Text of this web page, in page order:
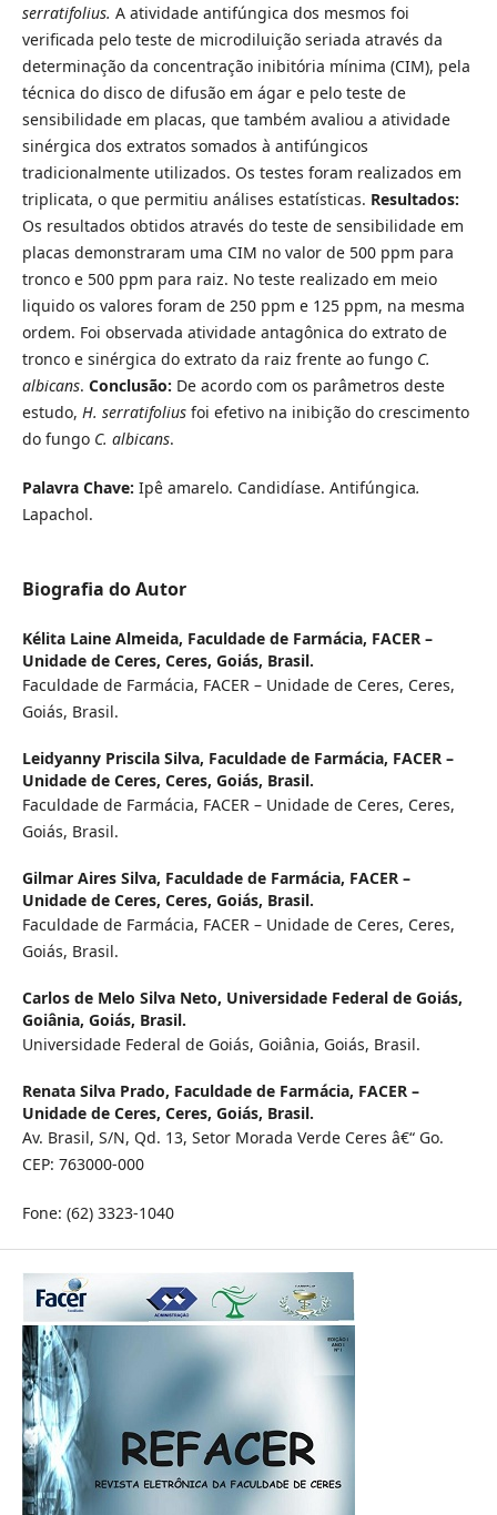
serratifolius. A atividade antifúngica dos mesmos foi
verificada pelo teste de microdiluição seriada através da
determinação da concentração inibitória mínima (CIM), pela
técnica do disco de difusão em ágar e pelo teste de
sensibilidade em placas, que também avaliou a atividade
sinérgica dos extratos somados à antifúngicos
tradicionalmente utilizados. Os testes foram realizados em
triplicata, o que permitiu análises estatísticas. Resultados:
Os resultados obtidos através do teste de sensibilidade em
placas demonstraram uma CIM no valor de 500 ppm para
tronco e 500 ppm para raiz. No teste realizado em meio
liquido os valores foram de 250 ppm e 125 ppm, na mesma
ordem. Foi observada atividade antagônica do extrato de
tronco e sinérgica do extrato da raiz frente ao fungo C.
albicans. Conclusão: De acordo com os parâmetros deste
estudo, H. serratifolius foi efetivo na inibição do crescimento
do fungo C. albicans.
Palavra Chave: Ipê amarelo. Candidíase. Antifúngica.
Lapachol.
Biografia do Autor
Kélita Laine Almeida, Faculdade de Farmácia, FACER –
Unidade de Ceres, Ceres, Goiás, Brasil.
Faculdade de Farmácia, FACER – Unidade de Ceres, Ceres,
Goiás, Brasil.
Leidyanny Priscila Silva, Faculdade de Farmácia, FACER –
Unidade de Ceres, Ceres, Goiás, Brasil.
Faculdade de Farmácia, FACER – Unidade de Ceres, Ceres,
Goiás, Brasil.
Gilmar Aires Silva, Faculdade de Farmácia, FACER –
Unidade de Ceres, Ceres, Goiás, Brasil.
Faculdade de Farmácia, FACER – Unidade de Ceres, Ceres,
Goiás, Brasil.
Carlos de Melo Silva Neto, Universidade Federal de Goiás,
Goiânia, Goiás, Brasil.
Universidade Federal de Goiás, Goiânia, Goiás, Brasil.
Renata Silva Prado, Faculdade de Farmácia, FACER –
Unidade de Ceres, Ceres, Goiás, Brasil.
Av. Brasil, S/N, Qd. 13, Setor Morada Verde Ceres â€“ Go.
CEP: 763000-000
Fone: (62) 3323-1040